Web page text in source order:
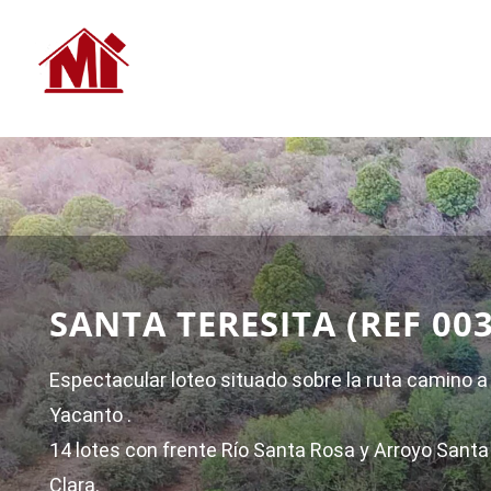
SANTA TERESITA (REF
Espectacular loteo situado sobre la ruta camino a
Yacanto .
14 lotes con frente Río Santa Rosa y Arroyo Santa
Clara.